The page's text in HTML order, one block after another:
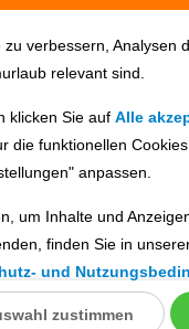
verbessern, Analysen
relevant sind.
klicken Sie auf Alle
die funktionellen
anpassen.
um Inhalte und
finden Sie in
und
zustimmen
rollstuhlgerechte
Entspannung und
Unterbringung zählen
anreist, kann es ohne
den weiteren
Babysitterservice,
Transferservice, ein
die die Umgebung per
schätzen wissen,
Gästen die
Geschäftstätigkeiten ist
beim Veranstalter